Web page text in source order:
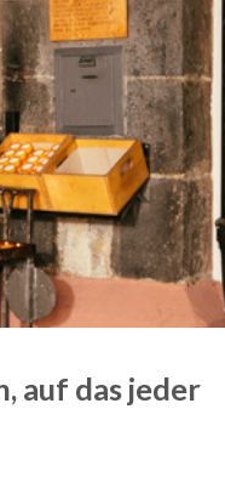
auf das jeder